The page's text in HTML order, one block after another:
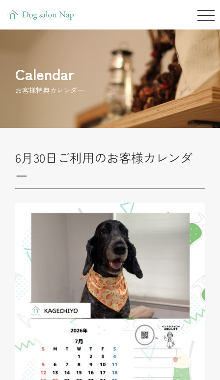
Calendar
お客様特典カレンダー
6月30日ご利用のお客様カレンダ
ー